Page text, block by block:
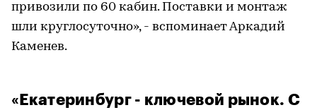
привозили по 60 кабин. Поставки и монтаж
шли круглосуточно», - вспоминает Аркадий
Каменев.
«Екатеринбург - ключевой рынок. С